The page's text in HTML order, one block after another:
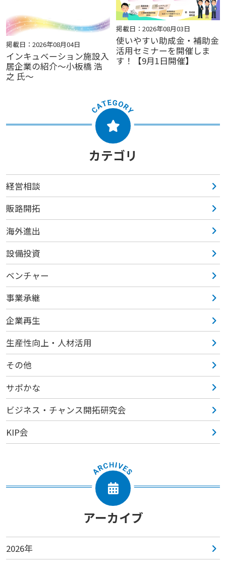
掲載日：2026年08月04日
インキュベーション施設入
居企業の紹介～小板橋 浩
之 氏～
掲載日：2026年08月03日
使いやすい助成金・補助金
活用セミナーを開催しま
す！【9月1日開催】
カテゴリ
経営相談
販路開拓
海外進出
設備投資
ベンチャー
事業承継
企業再生
生産性向上・人材活用
その他
サポかな
ビジネス・チャンス開拓研究会
KIP会
アーカイブ
2026年